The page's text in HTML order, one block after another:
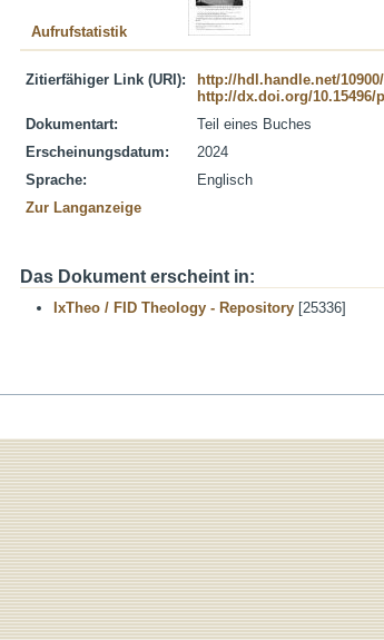
Aufrufstatistik
Zitierfähiger Link (URI):
http://hdl.handle.net/
http://dx.doi.org/10.15496/
Dokumentart:
Teil eines Buches
Erscheinungsdatum:
2024
Sprache:
Englisch
Zur Langanzeige
Das Dokument erscheint in:
IxTheo / FID Theology - Repository [25336]